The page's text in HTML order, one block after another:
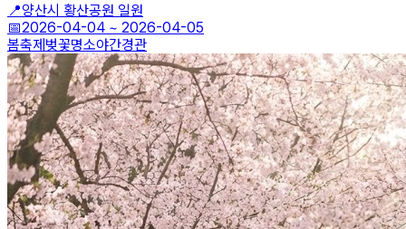
📍양산시 황산공원 일원
📅2026-04-04 ~ 2026-04-05
봄축제벚꽃명소야간경관